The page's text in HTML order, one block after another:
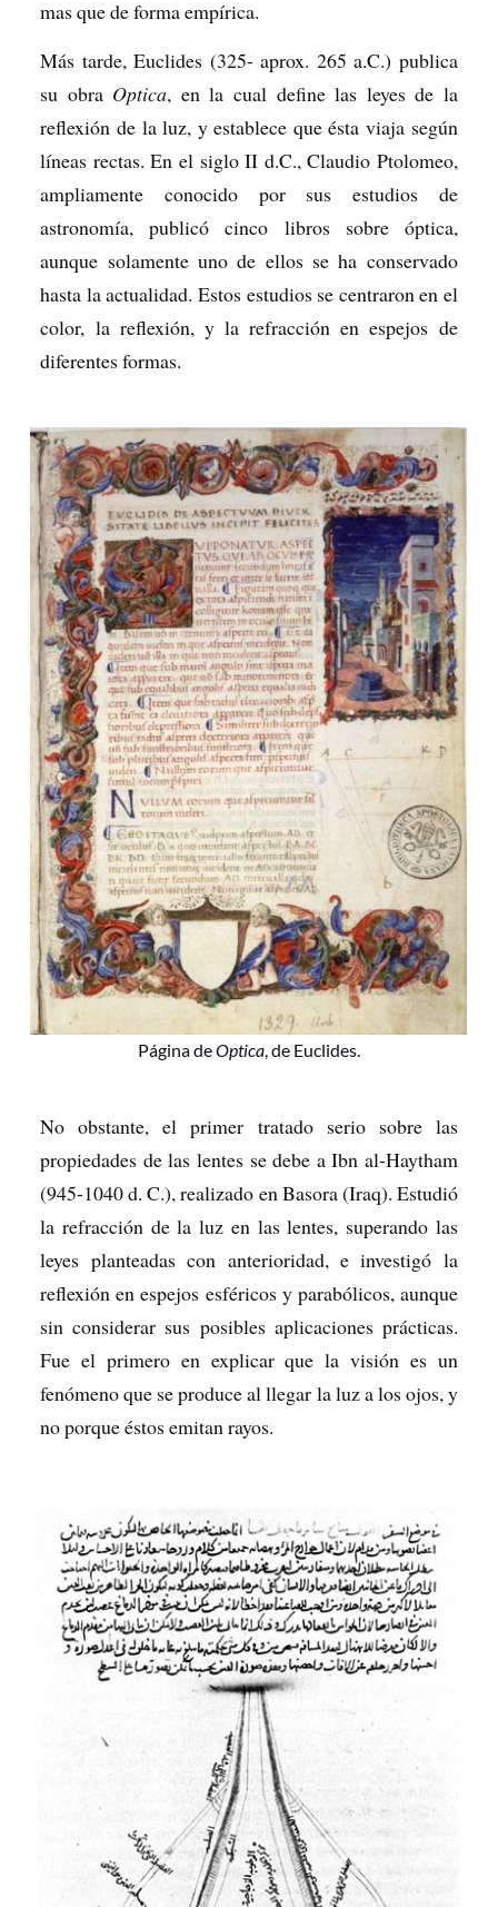
mas que de forma empírica.
Más tarde, Euclides (325- aprox. 265 a.C.) publica
su obra Optica, en la cual define las leyes de la
reflexión de la luz, y establece que ésta viaja según
líneas rectas. En el siglo II d.C., Claudio Ptolomeo,
ampliamente conocido por sus estudios de
astronomía, publicó cinco libros sobre óptica,
aunque solamente uno de ellos se ha conservado
hasta la actualidad. Estos estudios se centraron en el
color, la reflexión, y la refracción en espejos de
diferentes formas.
Página deOptica, de Euclides.
No obstante, el primer tratado serio sobre las
propiedades de las lentes se debe a Ibn al-Haytham
(945-1040 d. C.), realizado en Basora (Iraq). Estudió
la refracción de la luz en las lentes, superando las
leyes planteadas con anterioridad, e investigó la
reflexión en espejos esféricos y parabólicos, aunque
sin considerar sus posibles aplicaciones prácticas.
Fue el primero en explicar que la visión es un
fenómeno que se produce al llegar la luz a los ojos, y
no porque éstos emitan rayos.